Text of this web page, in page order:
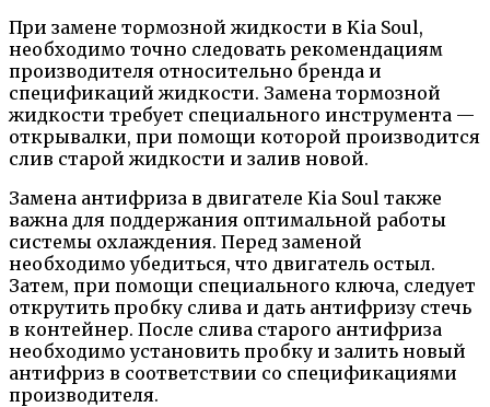
При замене тормозной жидкости в Kia Soul,
необходимо точно следовать рекомендациям
производителя относительно бренда и
спецификаций жидкости. Замена тормозной
жидкости требует специального инструмента —
открывалки, при помощи которой производится
слив старой жидкости и залив новой.
Замена антифриза в двигателе Kia Soul также
важна для поддержания оптимальной работы
системы охлаждения. Перед заменой
необходимо убедиться, что двигатель остыл.
Затем, при помощи специального ключа, следует
открутить пробку слива и дать антифризу стечь
в контейнер. После слива старого антифриза
необходимо установить пробку и залить новый
антифриз в соответствии со спецификациями
производителя.